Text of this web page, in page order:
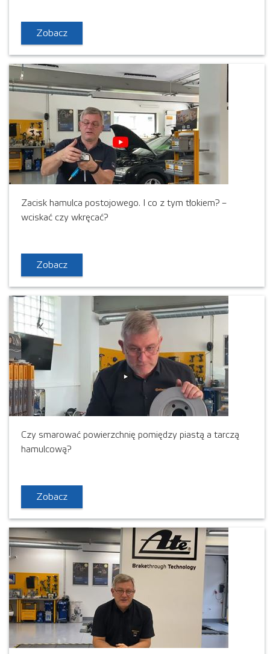
Zobacz
Zacisk hamulca postojowego. I co z tym tłokiem? –
wciskać czy wkręcać?
Zobacz
Czy smarować powierzchnię pomiędzy piastą a tarczą
hamulcową?
Zobacz